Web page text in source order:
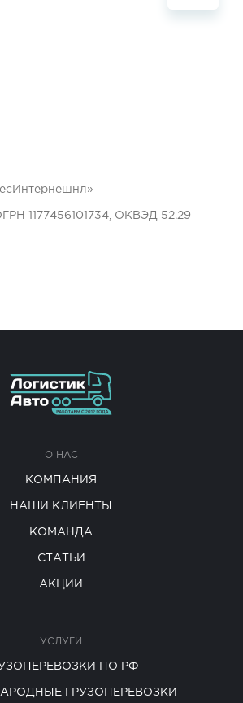
1177456101734, ОКВЭД 52.29
О НАС
КОМПАНИЯ
НАШИ КЛИЕНТЫ
КОМАНДА
СТАТЬИ
АКЦИИ
УСЛУГИ
ПО РФ
ГРУЗОПЕРЕВОЗКИ